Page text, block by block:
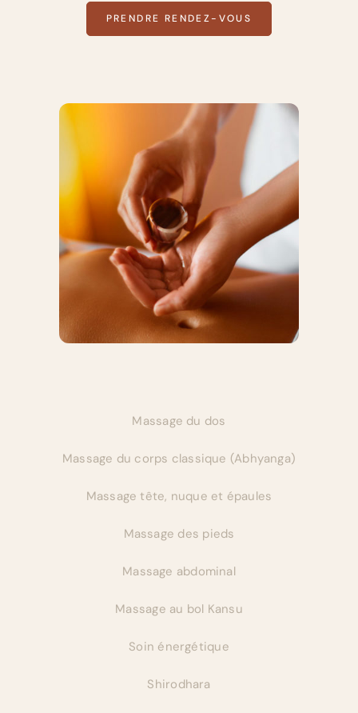
PRENDRE RENDEZ-VOUS
Massage du dos
Massage du corps classique (Abhyanga)
Massage tête, nuque et épaules
Massage des pieds
Massage abdominal
Massage au bol Kansu
Soin énergétique
Shirodhara